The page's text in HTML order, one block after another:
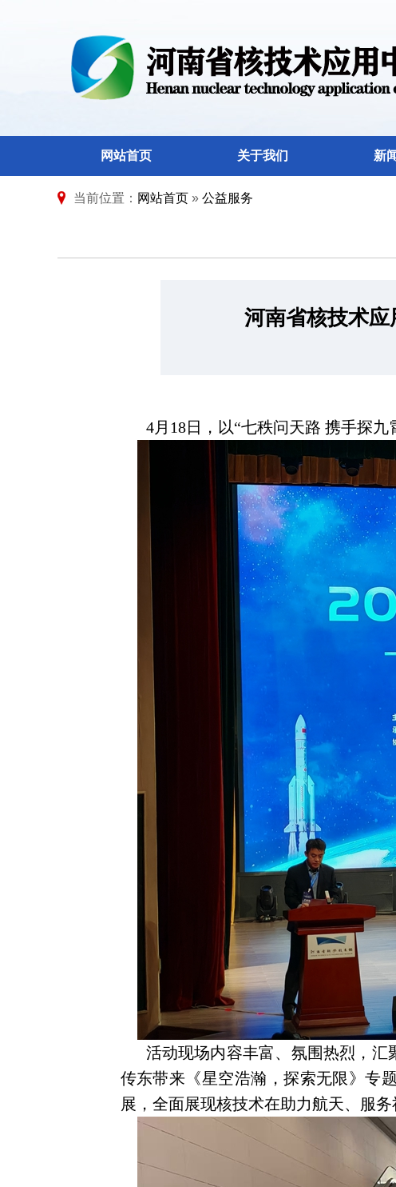
网站首页 关于我们 新
当前位置： 网站首页 » 公益服务
河南省核技术
4月18日，以“七秩问天路 携手探九
活动现场内容丰富、氛围热烈，
传东带来《星空浩瀚，探索无限》专
展，全面展现核技术在助力航天、服务